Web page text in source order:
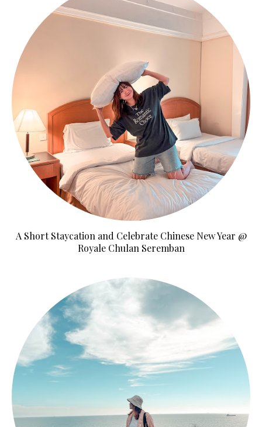
A Short Staycation and Celebrate Chinese New Year @
Royale Chulan Seremban